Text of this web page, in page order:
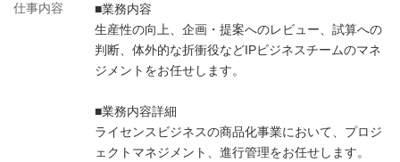
仕事内容
■業務内容
生産性の向上、企画・提案へのレビュー、試算への
判断、体外的な折衝役などIPビジネスチームのマネ
ジメントをお任せします。
■業務内容詳細
ライセンスビジネスの商品化事業において、プロジ
ェクトマネジメント、進行管理をお任せします。